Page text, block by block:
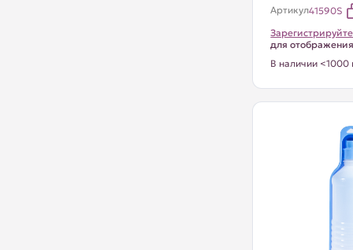
Артикул41590S
для
В наличии <1000